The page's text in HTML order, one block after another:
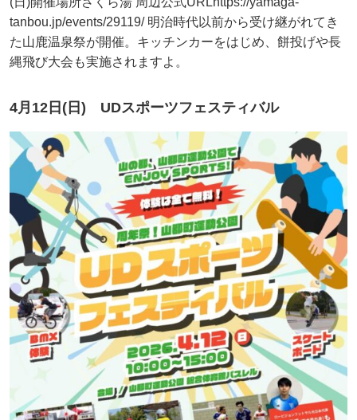
tanbou.jp/events/29119/ 明治時代以前から受け継がれてき
た山鹿温泉祭が開催。キッチンカーをはじめ、餅投げや長
縄飛び大会も実施されますよ。
4月12日(日) UDスポーツフェスティバル